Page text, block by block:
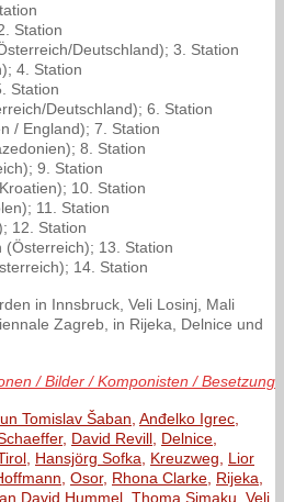
Station
Deutschland); 3. Station
4. Station
Station
Deutschland); 6. Station
/ England); 7. Station
8. Station
9. Station
10. Station
11. Station
12. Station
13. Station
14. Station
in Innsbruck, Veli Losinj, Mali
Zagreb, in Rijeka, Delnice und
/ Bilder / Komponisten / Besetzung
Tomislav Šaban Anđelko Igrec
, David Revill Delnice
Hansjörg Sofka Kreuzweg
Lior
Osor, Rhona Clarke Rijeka
David Hummel Thoma Simaku Veli